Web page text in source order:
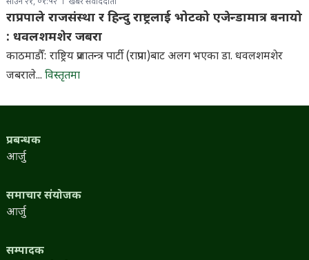
साउन २१, ०१:५२ खबर संवाददाता
राप्रपाले राजसंस्था र हिन्दु राष्ट्रलाई भोटको एजेन्डामात्र बनायो
: धवलशमशेर जबरा
काठमाडौँ: राष्ट्रिय प्रजातन्त्र पार्टी (राप्रपा)बाट अलग भएका डा. धवलशमशेर
जबराले... विस्तृतमा
प्रबन्धक
आर्जु
समाचार संयोजक
आर्जु
सम्पादक